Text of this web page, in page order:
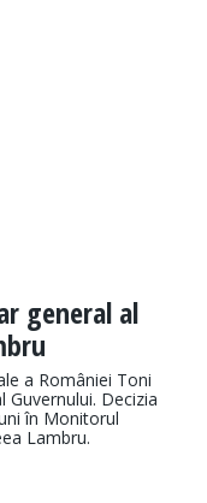
general al
a României Toni
Decizia
în Monitorul
Lambru.